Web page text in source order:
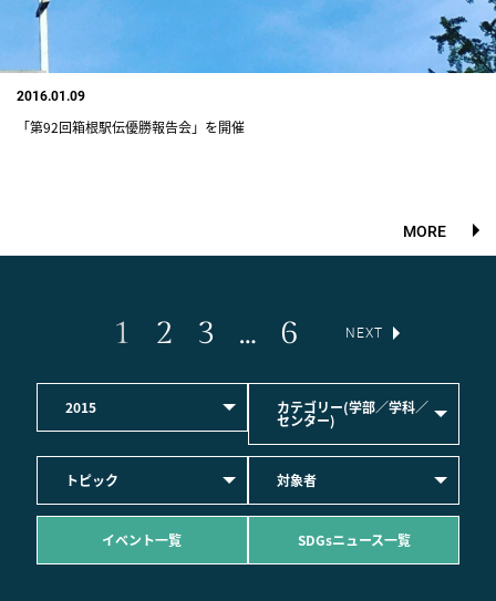
2016.01.09
「第92回箱根駅伝優勝報告会」を開催
MORE
1 2 3 … 6 NEXT
2015 カテゴリー(学部／学科／
センター)
トピック 対象者
イベント一覧 SDGsニュース一覧